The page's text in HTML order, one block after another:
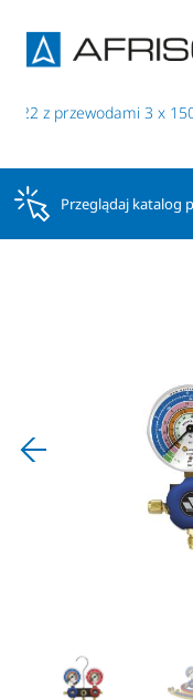
z przewodami 3 x
Przeglądaj katalog